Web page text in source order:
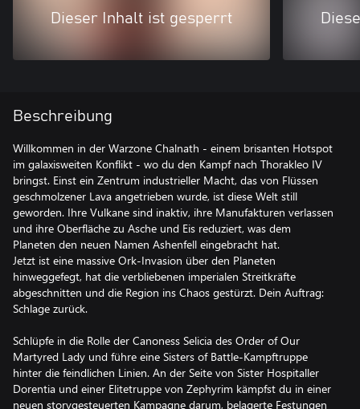
Dieser Inhalt ist gesperrt
Beschreibung
Willkommen in der Warzone Chalnath - einem brisanten Hotspot
im galaxisweiten Konflikt - wo du den Kampf nach Thorakleo IV
bringst. Einst ein Zentrum industrieller Macht, das von Flüssen
geschmolzener Lava angetrieben wurde, ist diese Welt still
geworden. Ihre Vulkane sind inaktiv, ihre Manufakturen verlassen
und ihre Oberfläche zu Asche und Eis reduziert, was dem
Planeten den neuen Namen Ashenfell eingebracht hat.
Jetzt ist eine massive Ork-Invasion über den Planeten
hinweggefegt, hat die verbliebenen imperialen Streitkräfte
abgeschnitten und die Region ins Chaos gestürzt. Dein Auftrag:
Schlage zurück.
Schlüpfe in die Rolle der Canoness Selicia des Order of Our
Martyred Lady und führe eine Sisters of Battle-Kampftruppe
hinter die feindlichen Linien. An der Seite von Sister Hospitaller
Dorentia und einer Elitetruppe von Zephyrim kämpfst du in einer
neuen storygesteuerten Kampagne darum, belagerte Festungen